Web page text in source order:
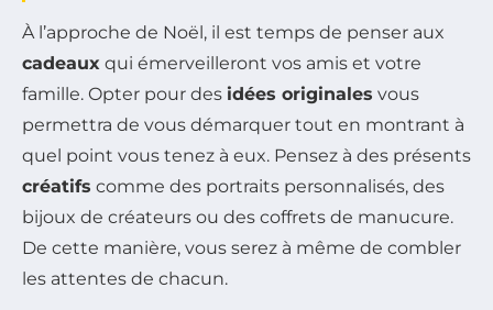
À l’approche de Noël, il est temps de penser aux
cadeaux qui émerveilleront vos amis et votre
famille. Opter pour des idées originales vous
permettra de vous démarquer tout en montrant à
quel point vous tenez à eux. Pensez à des présents
créatifs comme des portraits personnalisés, des
bijoux de créateurs ou des coffrets de manucure.
De cette manière, vous serez à même de combler
les attentes de chacun.